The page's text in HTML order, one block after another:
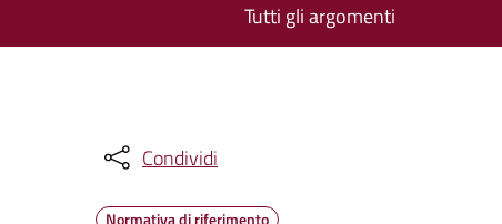
Tutti gli argomenti
Condividi
Normativa di riferimento